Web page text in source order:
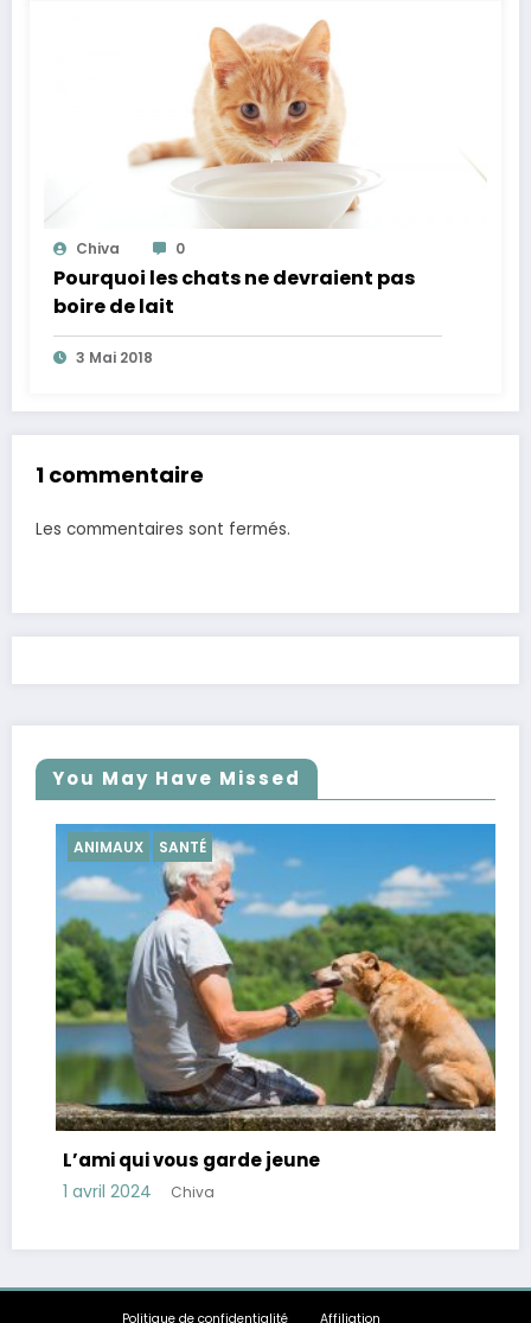
Chiva 0
Pourquoi les chats ne devraient pas
boire de lait
3 Mai 2018
1 commentaire
Les commentaires sont fermés.
You May Have Missed
SANTÉ
qui vous garde jeune
Chiva